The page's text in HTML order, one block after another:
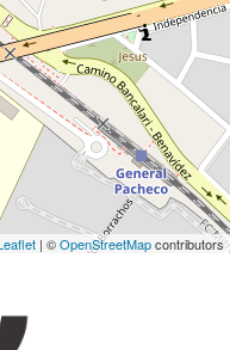
| ©OpenStreetMapcontributors